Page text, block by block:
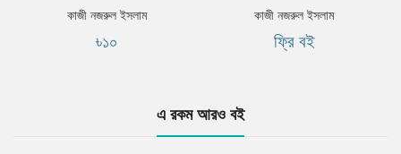
কাজী নজরুল ইসলাম
৳১০
কাজী নজরুল ইসলাম
ফ্রি বই
এ রকম আরও বই